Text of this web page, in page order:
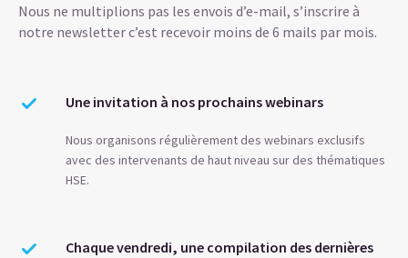
Nous ne multiplions pas les envois d’e-mail, s’inscrire à
notre newsletter c’est recevoir moins de 6 mails par mois.
Une invitation à nos prochains webinars
Nous organisons régulièrement des webinars exclusifs
avec des intervenants de haut niveau sur des thématiques
HSE.
Chaque vendredi, une compilation des dernières